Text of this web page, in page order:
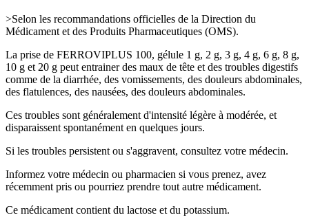
>Selon les recommandations officielles de la Direction du
Médicament et des Produits Pharmaceutiques (OMS).
La prise de FERROVIPLUS 100, gélule 1 g, 2 g, 3 g, 4 g, 6 g, 8 g,
10 g et 20 g peut entrainer des maux de tête et des troubles digestifs
comme de la diarrhée, des vomissements, des douleurs abdominales,
des flatulences, des nausées, des douleurs abdominales.
Ces troubles sont généralement d'intensité légère à modérée, et
disparaissent spontanément en quelques jours.
Si les troubles persistent ou s'aggravent, consultez votre médecin.
Informez votre médecin ou pharmacien si vous prenez, avez
récemment pris ou pourriez prendre tout autre médicament.
Ce médicament contient du lactose et du potassium.